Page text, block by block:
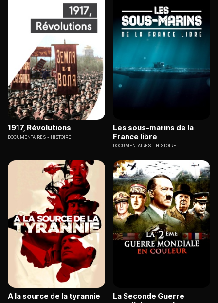
1917, Révolutions
DOCUMENTAIRES HISTOIRE
Les sous-marins de la
France libre
DOCUMENTAIRES HISTOIRE
A la source de la tyrannie
La Seconde Guerre